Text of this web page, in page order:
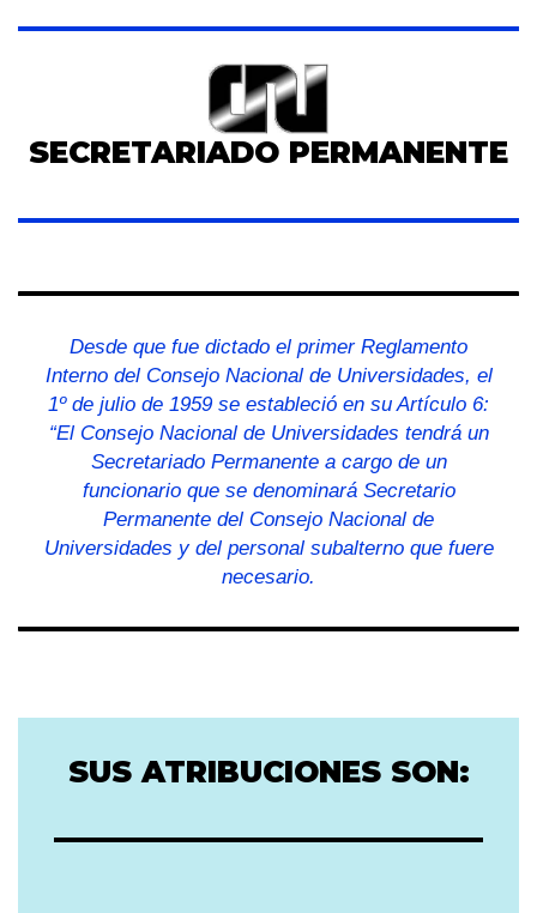
SECRETARIADO PERMANENTE
Desde que fue dictado el primer Reglamento
Interno del Consejo Nacional de Universidades, el
1º de julio de 1959 se estableció en su Artículo 6:
“El Consejo Nacional de Universidades tendrá un
Secretariado Permanente a cargo de un
funcionario que se denominará Secretario
Permanente del Consejo Nacional de
Universidades y del personal subalterno que fuere
necesario.
SUS ATRIBUCIONES SON: